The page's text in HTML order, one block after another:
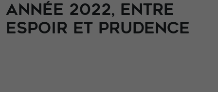
ANNÉE 2022, ENTRE
ESPOIR ET PRUDENCE